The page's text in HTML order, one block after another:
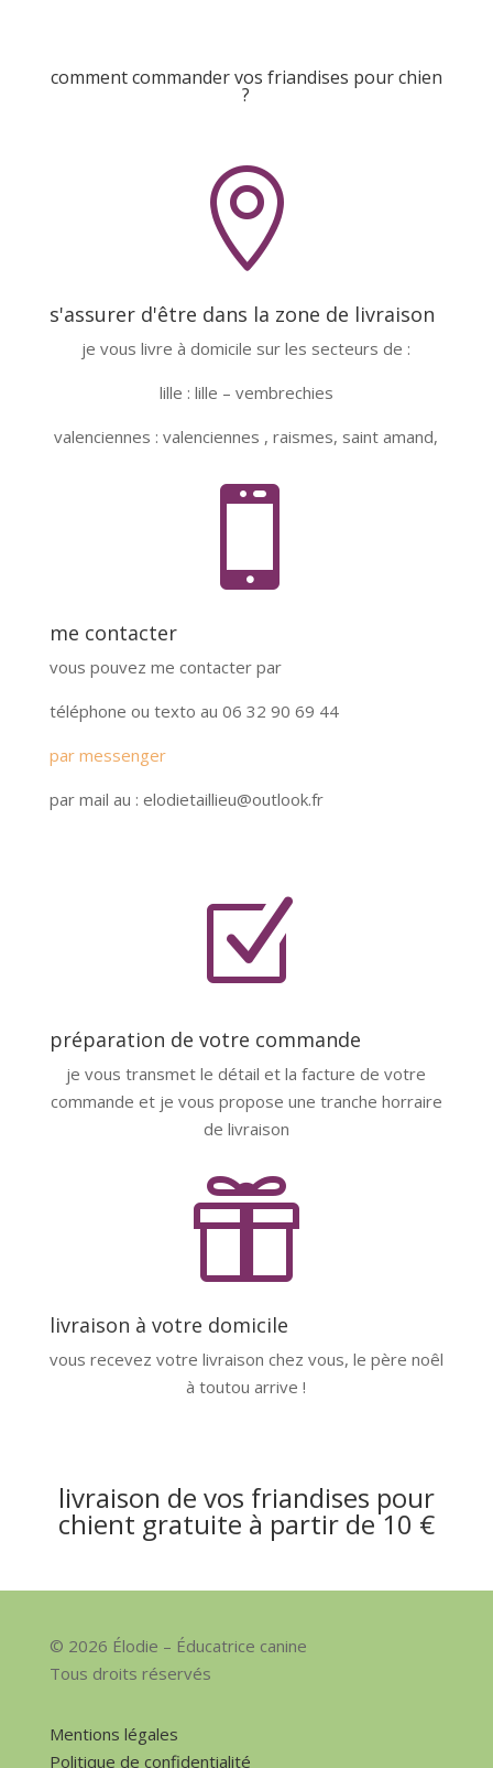
comment commander vos friandises pour chien
?

s'assurer d'être dans la zone de livraison
je vous livre à domicile sur les secteurs de :
lille : lille – vembrechies
valenciennes : valenciennes , raismes, saint amand,

me contacter
vous pouvez me contacter par
téléphone ou texto au 06 32 90 69 44
par messenger
par mail au : elodietaillieu@outlook.fr
Z
préparation de votre commande
je vous transmet le détail et la facture de votre
commande et je vous propose une tranche horraire
de livraison

livraison à votre domicile
vous recevez votre livraison chez vous, le père noêl
à toutou arrive !
livraison de vos friandises pour
chient gratuite à partir de 10 €
© 2026 Élodie – Éducatrice canine
Tous droits réservés
Mentions légales
Politique de confidentialité